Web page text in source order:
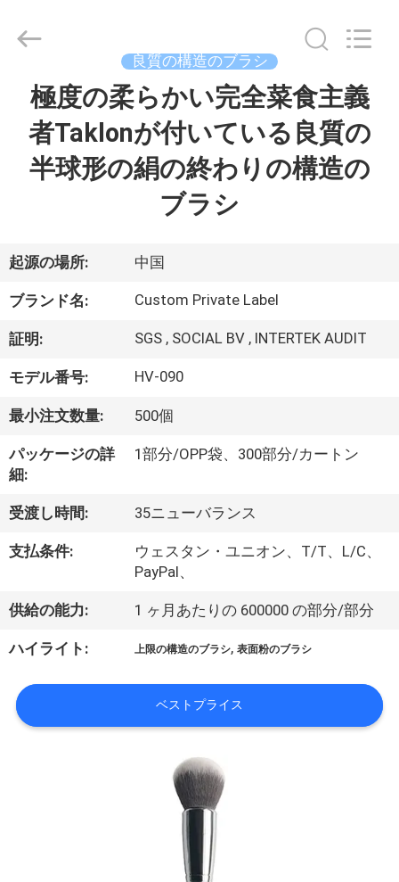
ク
ト
私
達
つ
い
て
工
場
行
2017
Chanmy
Cosmetics
Reserved.
良質の構造のブラシ
極度の柔らかい完全菜食主義
者Taklonが付いている良質の
半球形の絹の終わりの構造の
ブラシ
起源の場所: 中国
ブランド名: Custom Private Label
証明: SGS , SOCIAL BV , INTERTEK AUDIT
モデル番号: HV-090
最小注文数量: 500個
パッケージの詳
細:
1部分/OPP袋、300部分/カートン
受渡し時間: 35ニューバランス
支払条件:
ウェスタン・ユニオン、T/T、L/C、
PayPal、
供給の能力: 1 ヶ月あたりの 600000 の部分/部分
ハイライト: 上限の構造のブラシ,表面粉のブラシ
ベストプライス